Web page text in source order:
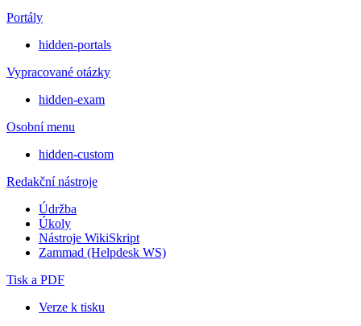
Portály
hidden-portals
Vypracované otázky
hidden-exam
Osobní menu
hidden-custom
Redakční nástroje
Údržba
Úkoly
Nástroje WikiSkript
Zammad (Helpdesk WS)
Tisk a PDF
Verze k tisku